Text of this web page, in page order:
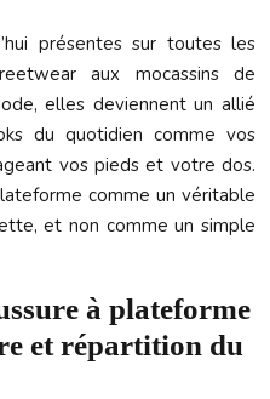
présentes sur toutes les
aux mocassins de
elles deviennent un allié
du quotidien comme vos
vos pieds et votre dos.
comme un véritable
et non comme un simple
à plateforme
et répartition du